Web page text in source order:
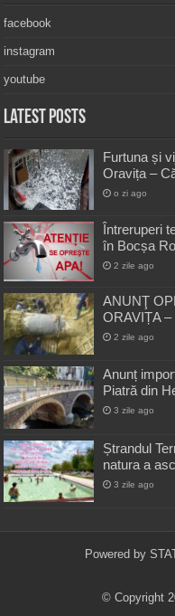
facebook
instagram
youtube
Latest Posts
Furtuna și
Oravița –
o zi ago
Întreruperi
în Bocșa
2 zile ago
ANUNŢ
ORAVIȚA
2 zile ago
Anunț
Piatră din
3 zile ago
Ștrandul
natura a
3 zile ago
Powered by
© Copyright